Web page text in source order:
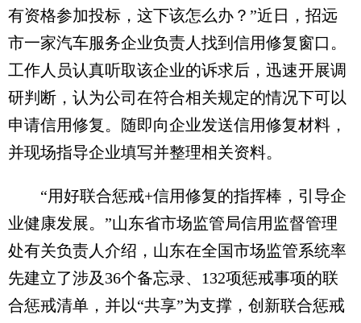
有资格参加投标，这下该怎么办？”近日，招远
市一家汽车服务企业负责人找到信用修复窗口。
工作人员认真听取该企业的诉求后，迅速开展调
研判断，认为公司在符合相关规定的情况下可以
申请信用修复。随即向企业发送信用修复材料，
并现场指导企业填写并整理相关资料。
“用好联合惩戒+信用修复的指挥棒，引导企
业健康发展。”山东省市场监管局信用监督管理
处有关负责人介绍，山东在全国市场监管系统率
先建立了涉及36个备忘录、132项惩戒事项的联
合惩戒清单，并以“共享”为支撑，创新联合惩戒